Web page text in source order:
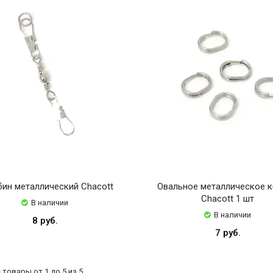
металлический Chacott
В наличии
8 руб.
Овальное металлическое
Chacott 1 шт
В наличии
7 руб.